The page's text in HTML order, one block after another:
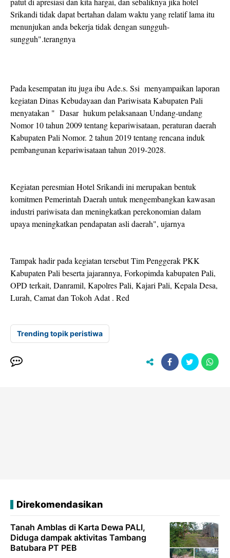
Srikandi tidak dapat bertahan dalam waktu yang relatif lama itu
menunjukan anda bekerja tidak dengan sungguh-
sungguh".terangnya
Pada kesempatan itu juga ibu Ade.s. Ssi menyampaikan laporan
kegiatan Dinas Kebudayaan dan Pariwisata Kabupaten Pali
menyatakan " Dasar hukum pelaksanaan Undang-undang
Nomor 10 tahun 2009 tentang kepariwisataan, peraturan daerah
Kabupaten Pali Nomor. 2 tahun 2019 tentang rencana induk
pembangunan kepariwisataan tahun 2019-2028.
Kegiatan peresmian Hotel Srikandi ini merupakan bentuk
komitmen Pemerintah Daerah untuk mengembangkan kawasan
industri pariwisata dan meningkatkan perekonomian dalam
upaya meningkatkan pendapatan asli daerah", ujarnya
Tampak hadir pada kegiatan tersebut Tim Penggerak PKK
Kabupaten Pali beserta jajarannya, Forkopimda kabupaten Pali,
OPD terkait, Danramil, Kapolres Pali, Kajari Pali, Kepala Desa,
Lurah, Camat dan Tokoh Adat . Red
Trending topik peristiwa
Direkomendasikan
Tanah Amblas di Karta Dewa PALI,
Diduga dampak aktivitas Tambang
Batubara PT PEB